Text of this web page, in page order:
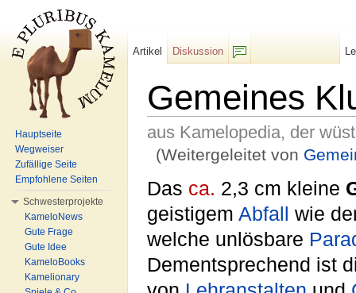
Gemeines
aus Kamelopedia, der
(Weitergeleitet von
Das ca. 2,3 cm kleine
geistigem Abfall wie
welche unlösbare
Dementsprechend ist
Artikel
Diskussion
Hauptseite
Wegweiser
Zufällige Seite
Empfohlene Seiten
Schwesterprojekte
KameloNews
Gute Frage
Gute Idee
KameloBooks
Kamelionary